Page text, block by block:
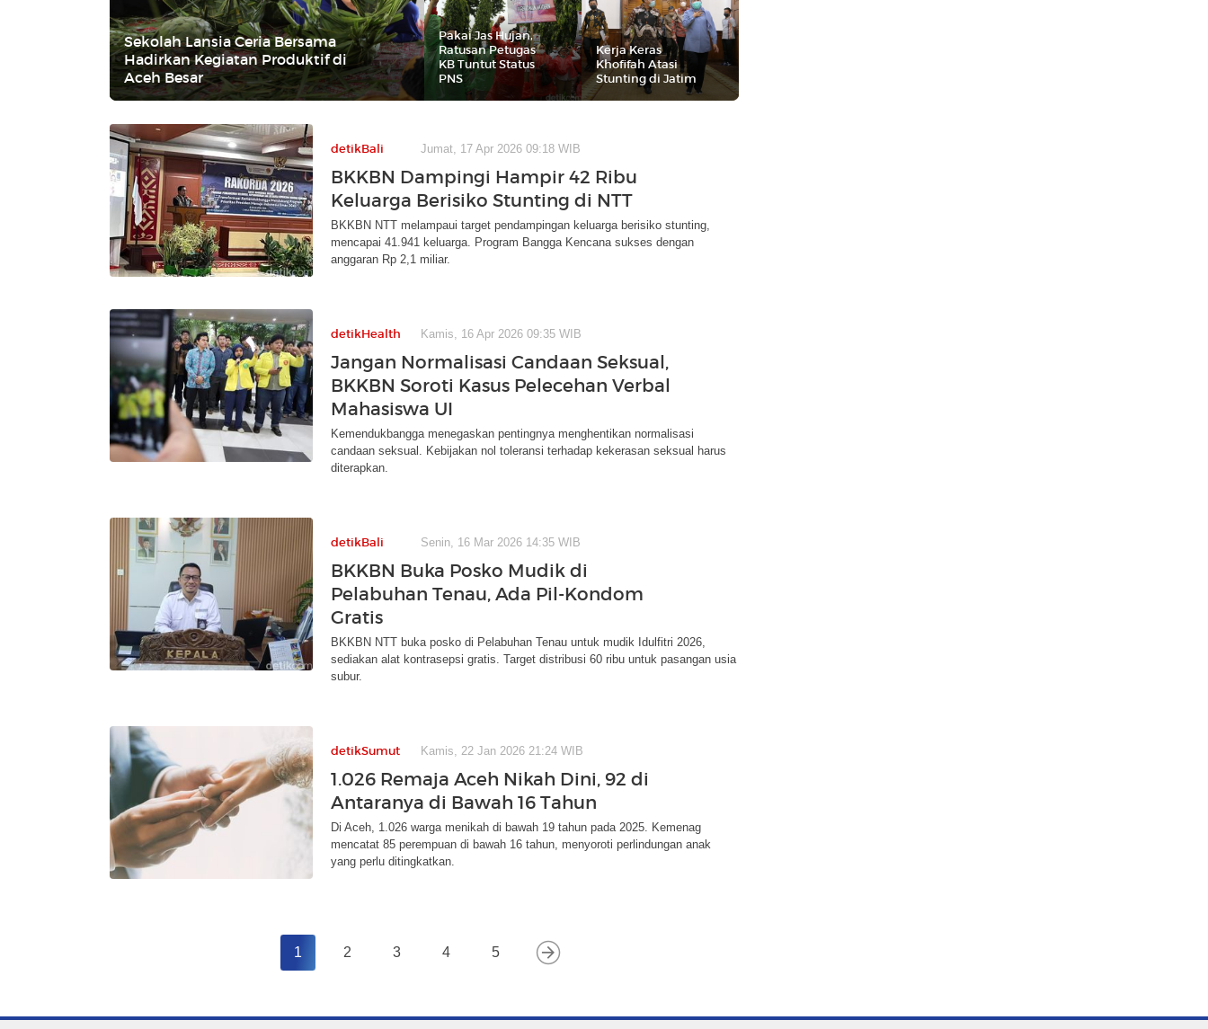
Sekolah Lansia Ceria Bersama
Hadirkan Kegiatan Produktif di
Aceh Besar
Pakai Jas Hujan,
Ratusan Petugas
KB Tuntut Status
PNS
Kerja Keras
Khofifah Atasi
Stunting di Jatim
detikBali Jumat, 17 Apr 2026 09:18 WIB
BKKBN Dampingi Hampir 42 Ribu
Keluarga Berisiko Stunting di NTT
BKKBN NTT melampaui target pendampingan keluarga berisiko stunting,
mencapai 41.941 keluarga. Program Bangga Kencana sukses dengan
anggaran Rp 2,1 miliar.
detikHealth Kamis, 16 Apr 2026 09:35 WIB
Jangan Normalisasi Candaan Seksual,
BKKBN Soroti Kasus Pelecehan Verbal
Mahasiswa UI
Kemendukbangga menegaskan pentingnya menghentikan normalisasi
candaan seksual. Kebijakan nol toleransi terhadap kekerasan seksual harus
diterapkan.
detikBali Senin, 16 Mar 2026 14:35 WIB
BKKBN Buka Posko Mudik di
Pelabuhan Tenau, Ada Pil-Kondom
Gratis
BKKBN NTT buka posko di Pelabuhan Tenau untuk mudik Idulfitri 2026,
sediakan alat kontrasepsi gratis. Target distribusi 60 ribu untuk pasangan usia
subur.
detikSumut Kamis, 22 Jan 2026 21:24 WIB
1.026 Remaja Aceh Nikah Dini, 92 di
Antaranya di Bawah 16 Tahun
Di Aceh, 1.026 warga menikah di bawah 19 tahun pada 2025. Kemenag
mencatat 85 perempuan di bawah 16 tahun, menyoroti perlindungan anak
yang perlu ditingkatkan.
1 2 3 4 5